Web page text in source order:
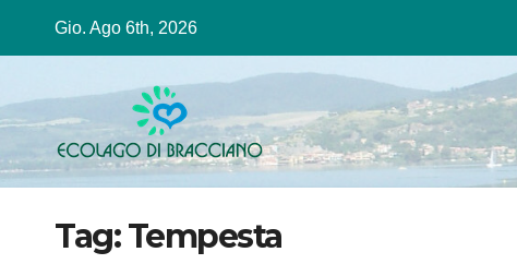
Gio. Ago 6th, 2026
Tag:Tempesta